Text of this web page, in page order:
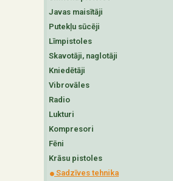
Javas maisītāji
Putekļu sūcēji
Līmpistoles
Skavotāji, naglotāji
Kniedētāji
Vibrovāles
Radio
Lukturi
Kompresori
Fēni
Krāsu pistoles
Sadzīves tehnika